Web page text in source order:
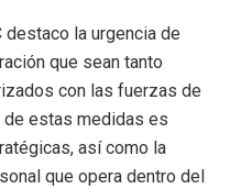
destaco la urgencia de
que sean tanto
con las fuerzas de
de estas medidas es
así como la
que opera dentro del